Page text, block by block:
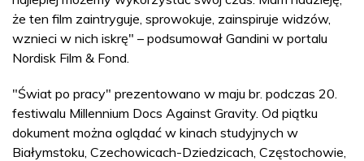
że ten film zaintryguje, sprowokuje, zainspiruje widzów,
wznieci w nich iskrę" – podsumował Gandini w portalu
Nordisk Film & Fond.
"Świat po pracy" prezentowano w maju br. podczas 20.
festiwalu Millennium Docs Against Gravity. Od piątku
dokument można oglądać w kinach studyjnych w
Białymstoku, Czechowicach-Dziedzicach, Częstochowie,